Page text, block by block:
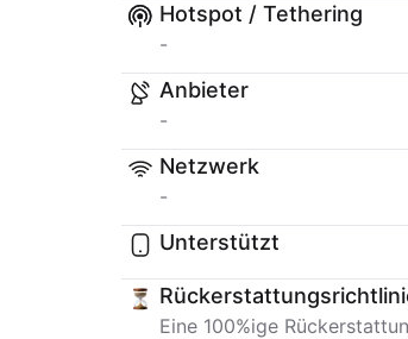
Hotspot / Tethering
-
Anbieter
-
Netzwerk
-
Unterstützt
Eine 100%ige